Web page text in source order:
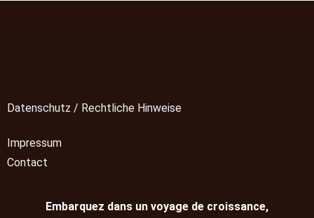
Datenschutz / Rechtliche Hinweise
Impressum
Contact
Embarquez dans un voyage de croissance,